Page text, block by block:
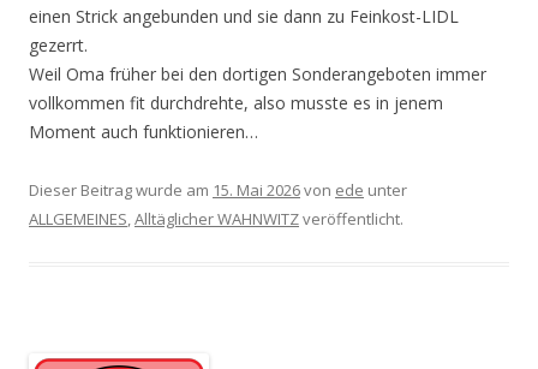
einen Strick angebunden und sie dann zu Feinkost-LIDL
gezerrt.
Weil Oma früher bei den dortigen Sonderangeboten immer
voll­kommen fit durchdrehte, also musste es in jenem
Moment auch funktionieren…
Dieser Beitrag wurde am 15. Mai 2026von ede unter
ALLGEMEINES,Alltäglicher WAHNWITZveröffentlicht.